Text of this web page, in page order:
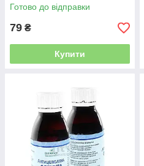
Готово до відправки
79 ₴
Купити